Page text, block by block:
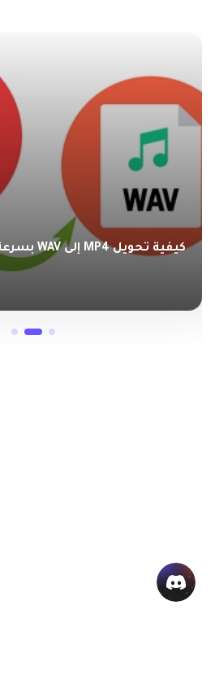
كيفية تحويل MP3 إلى WMA مجانًا